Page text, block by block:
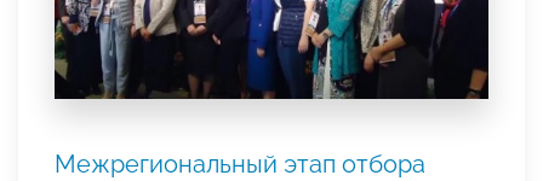
Межрегиональный этап отбора